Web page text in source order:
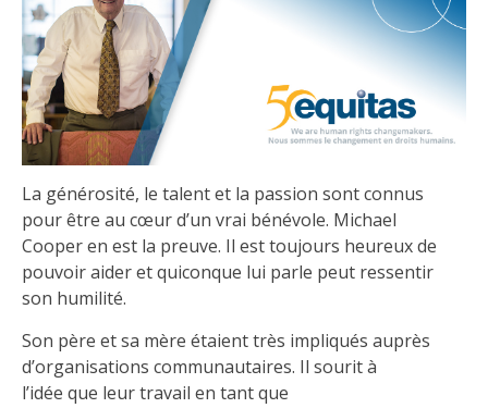
La générosité, le talent et la passion sont connus
pour être au cœur d’un vrai bénévole. Michael
Cooper en est la preuve. Il est toujours heureux de
pouvoir aider et quiconque lui parle peut ressentir
son humilité.
Son père et sa mère étaient très impliqués auprès
d’organisations communautaires. Il sourit à
l’idée que leur travail en tant que